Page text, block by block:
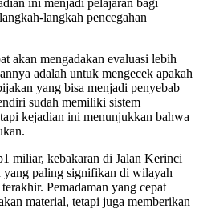
ini menjadi pelajaran bagi
langkah pencegahan
akan mengadakan evaluasi lebih
adalah untuk mengecek apakah
yang bisa menjadi penyebab
sudah memiliki sistem
kejadian ini menunjukkan bahwa
miliar, kebakaran di Jalan Kerinci
yang paling signifikan di wilayah
Pemadaman yang cepat
material, tetapi juga memberikan